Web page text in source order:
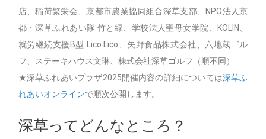
店、稲荷繁栄会、京都市農業協同組合深草支部、NPO法人京
都・深草ふれあい隊 竹と緑、学校法人聖母女学院、KOLIN、
就労継続支援B型 Lico Lico、矢野食品株式会社、六地蔵ゴル
フ、ステーキハウス文琳、株式会社深草ゴルフ（順不同）
★深草ふれあいプラザ2025開催内容の詳細については深草ふ
れあいオンラインで順次公開します。
深草ってどんなところ？